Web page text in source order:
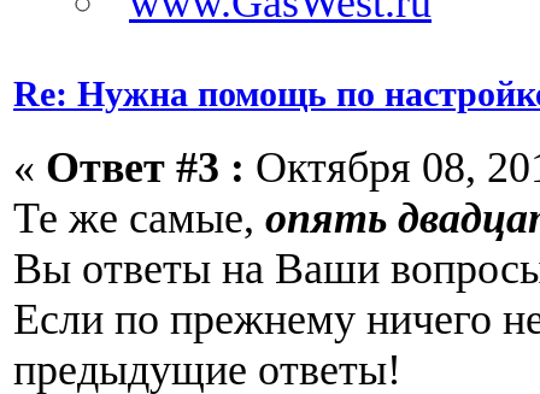
Re: Нужна помощь по
« Ответ #3 : Октября 08,
Те же самые, опять
Вы ответы на Ваши
Если по прежнему ничего
предыдущие ответы!